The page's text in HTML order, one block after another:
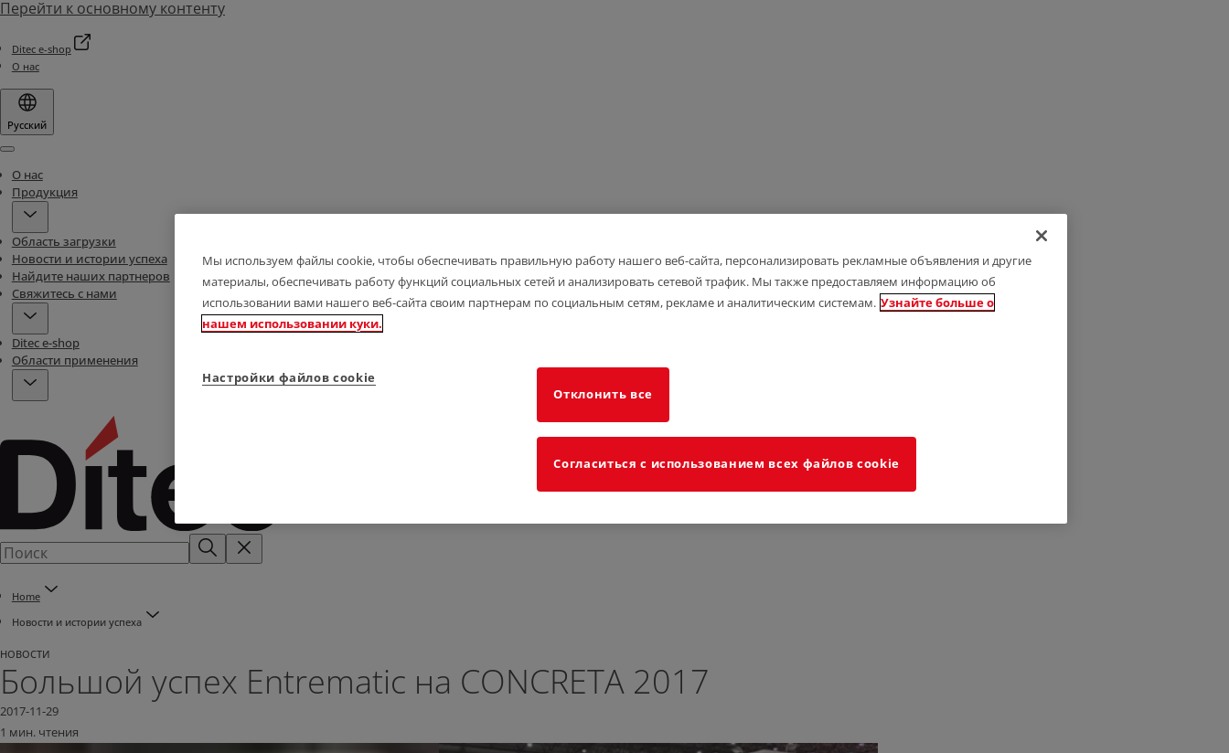
Перейти к основному контенту
Ditec e-shop
О нас
Русский
Menu
О нас
Продукция
Область загрузки
Новости и истории успеха
Найдите наших партнеров
Свяжитесь с нами
Ditec e-shop
Области применения
Home
Новости и истории успеха
НОВОСТИ
Большой успех Entrematic на CONCRETA 2017
2017-11-29
1 мин. чтения
Мы используем файлы cookie, чтобы обеспечивать правильную работу нашего веб-сайта, персонализировать рекламные объявления и другие
материалы, обеспечивать работу функций социальных сетей и анализировать сетевой трафик. Мы также предоставляем информацию об
использовании вами нашего веб-сайта своим партнерам по социальным сетям, рекламе и аналитическим системам. Узнайте больше о
нашем использовании куки.
Отклонить все
Согласиться с использованием всех файлов cookie
Настройки файлов cookie